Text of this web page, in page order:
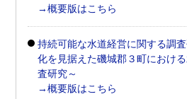
→概要版はこちら
持続可能な水道経営に関する調
化を見据えた磯城郡３町におけ
査研究～
→概要版はこちら